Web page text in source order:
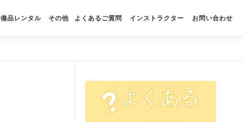
備品レンタル その他 よくあるご質問 インストラクター お問い合わせ
よくある